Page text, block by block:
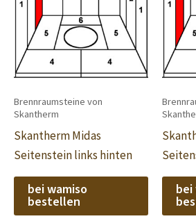
Brennraumsteine von
Skantherm
Skantherm Midas
Seitenstein links hinten
bei wamiso
bestellen
bei